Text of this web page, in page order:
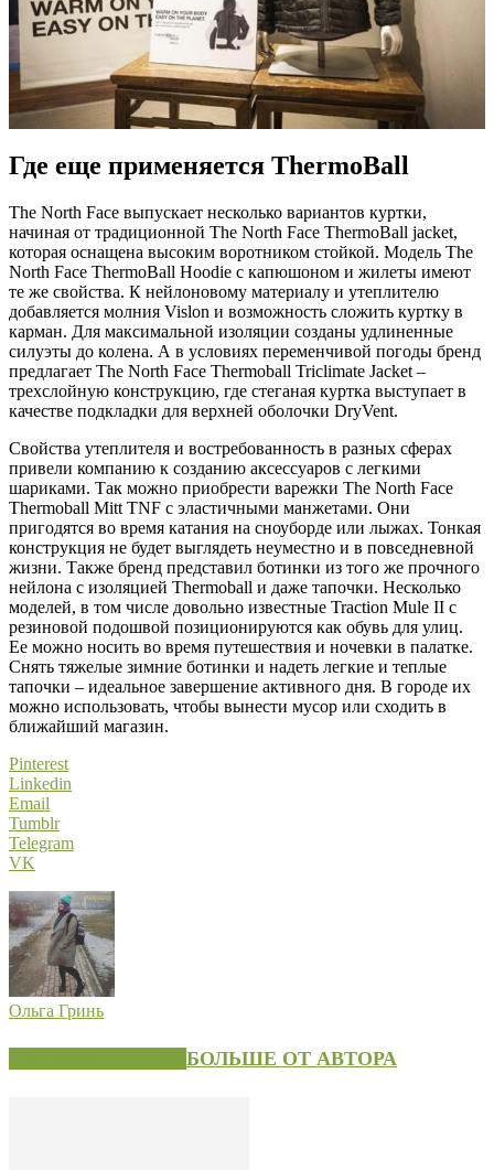
Где еще применяется ThermoBall
The North Face выпускает несколько вариантов куртки,
начиная от традиционной The North Face ThermoBall jacket,
которая оснащена высоким воротником стойкой. Модель The
North Face ThermoBall Hoodie с капюшоном и жилеты имеют
те же свойства. К нейлоновому материалу и утеплителю
добавляется молния Vislon и возможность сложить куртку в
карман. Для максимальной изоляции созданы удлиненные
силуэты до колена. А в условиях переменчивой погоды бренд
предлагает The North Face Thermoball Triclimate Jacket –
трехслойную конструкцию, где стеганая куртка выступает в
качестве подкладки для верхней оболочки DryVent.
Свойства утеплителя и востребованность в разных сферах
привели компанию к созданию аксессуаров с легкими
шариками. Так можно приобрести варежки The North Face
Thermoball Mitt TNF с эластичными манжетами. Они
пригодятся во время катания на сноуборде или лыжах. Тонкая
конструкция не будет выглядеть неуместно и в повседневной
жизни. Также бренд представил ботинки из того же прочного
нейлона с изоляцией Thermoball и даже тапочки. Несколько
моделей, в том числе довольно известные Traction Mule II с
резиновой подошвой позиционируются как обувь для улиц.
Ее можно носить во время путешествия и ночевки в палатке.
Снять тяжелые зимние ботинки и надеть легкие и теплые
тапочки – идеальное завершение активного дня. В городе их
можно использовать, чтобы вынести мусор или сходить в
ближайший магазин.
Pinterest
Linkedin
Email
Tumblr
Telegram
VK
Ольга Гринь
БОЛЬШЕ ОТ АВТОРА